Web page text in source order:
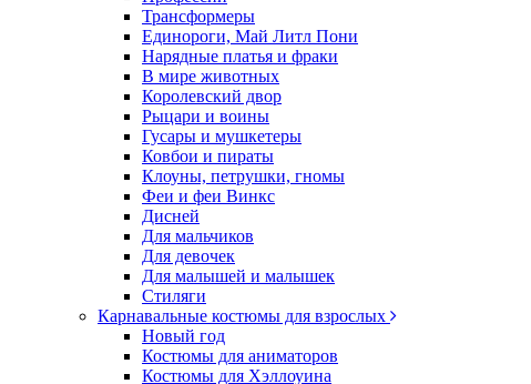
Трансформеры
Единороги, Май Литл Пони
Нарядные платья и фраки
В мире животных
Королевский двор
Рыцари и воины
Гусары и мушкетеры
Ковбои и пираты
Клоуны, петрушки, гномы
Феи и феи Винкс
Дисней
Для мальчиков
Для девочек
Для малышей и малышек
Стиляги
Карнавальные костюмы для взрослых
Новый год
Костюмы для аниматоров
Костюмы для Хэллоуина